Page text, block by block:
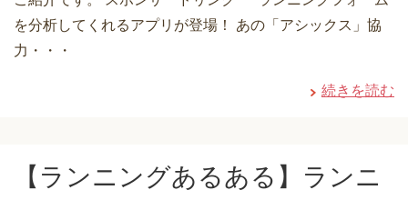
を分析してくれるアプリが登場！ あの「アシックス」協
力・・・
続きを読む
【ランニングあるある】ランニ